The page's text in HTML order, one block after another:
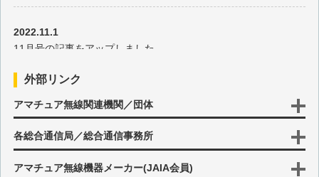
2022.11.1
11月号の記事をアップしました
2022.10.17
10月号後半の記事をアップしました
2022.10.3
10月号の記事をアップしました
外部リンク
アマチュア無線関連機関／団体
各総合通信局／総合通信事務所
アマチュア無線機器メーカー(JAIA会員)